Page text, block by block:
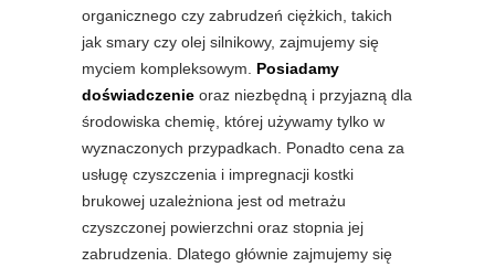
organicznego czy zabrudzeń ciężkich, takich
jak smary czy olej silnikowy, zajmujemy się
myciem kompleksowym. Posiadamy
doświadczenie oraz niezbędną i przyjazną dla
środowiska chemię, której używamy tylko w
wyznaczonych przypadkach. Ponadto cena za
usługę czyszczenia i impregnacji kostki
brukowej uzależniona jest od metrażu
czyszczonej powierzchni oraz stopnia jej
zabrudzenia. Dlatego głównie zajmujemy się